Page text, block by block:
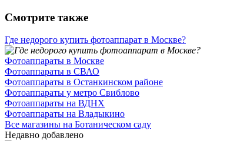
Смотрите также
Где недорого купить фотоаппарат в Москве?
Фотоаппараты в Москве
Фотоаппараты в СВАО
Фотоаппараты в Останкинском районе
Фотоаппараты у метро Свиблово
Фотоаппараты на ВДНХ
Фотоаппараты на Владыкино
Все магазины на Ботаническом саду
Недавно добавлено